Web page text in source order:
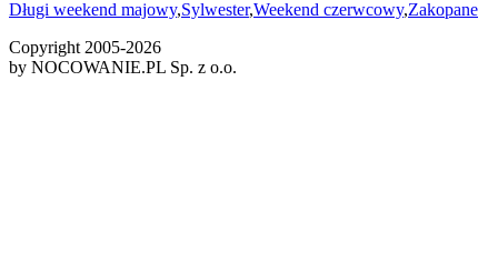
Długi weekend majowy,Sylwester,Weekend czerwcowy,Zakopane
Copyright 2005-2026
by NOCOWANIE.PL Sp. z o.o.